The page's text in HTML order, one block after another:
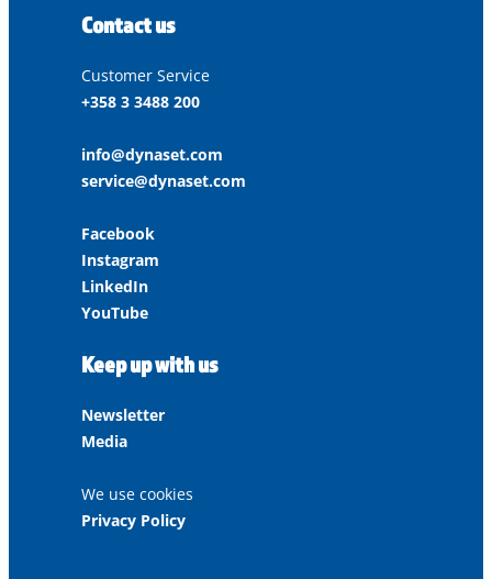
Contact us
Customer Service
+358 3 3488 200
info@dynaset.com
service@dynaset.com
Facebook
Instagram
LinkedIn
YouTube
Keep up with us
Newsletter
Media
We use cookies
Privacy Policy